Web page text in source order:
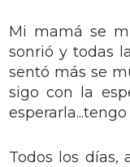
Mi mamá se
sonrió y todas
sentó más se
sigo con la
Todos los días,